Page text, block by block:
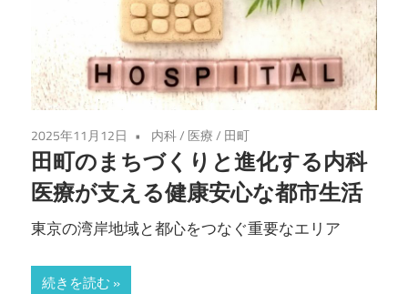
2025年11月12日 内科/ 医療/ 田町
田町のまちづくりと進化する内科
医療が支える健康安心な都市生活
東京の湾岸地域と都心をつなぐ重要なエリア
続きを読む